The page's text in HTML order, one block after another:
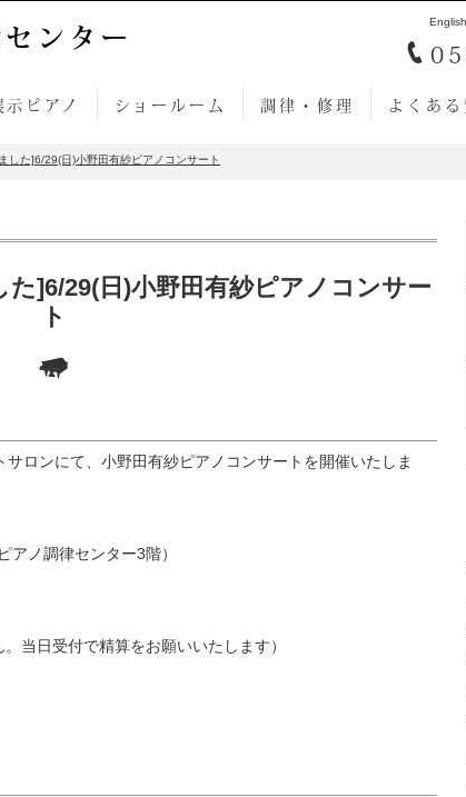
English
ンター
ピアノ ショールーム 調律・修理 よくある
した]6/29(日)小野田有紗ピアノコンサート
]6/29(日)小野田有紗ピアノコンサー
ト
ロンにて、小野田有紗ピアノコンサートを開催いたしま
ノ調律センター3階）
当日受付で精算をお願いいたします）